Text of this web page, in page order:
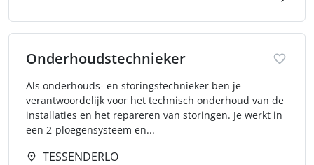
Onderhoudstechnieker
Als onderhouds- en storingstechnieker ben je
verantwoordelijk voor het technisch onderhoud van de
installaties en het repareren van storingen. Je werkt in
een 2-ploegensysteem en...
TESSENDERLO